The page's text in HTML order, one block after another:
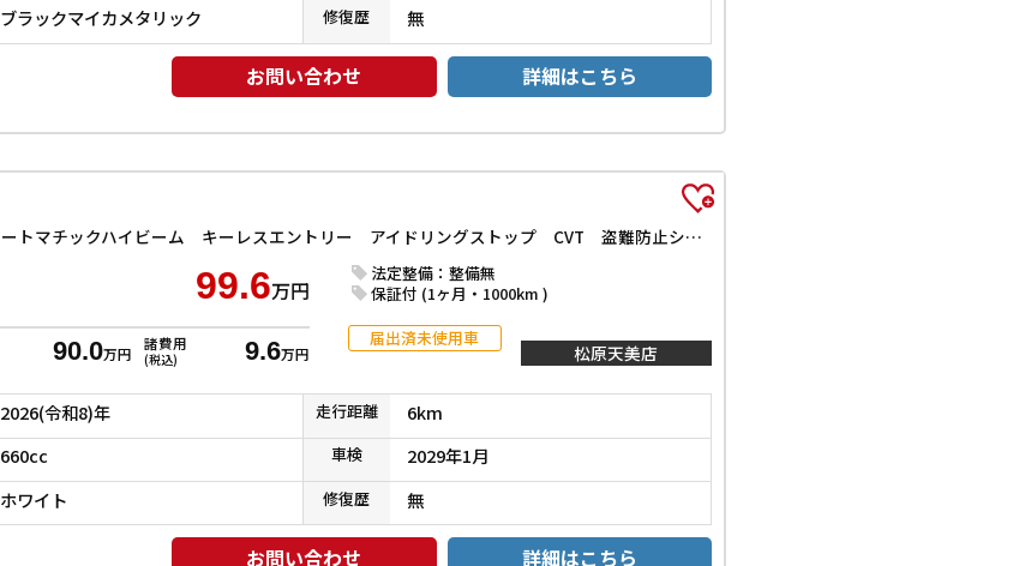
ブラックマイカメタリック 修復歴 無
お問い合わせ 詳細はこちら
L SAIII 届出済未使用車 クリアランスソナー 衝突被害軽減システム オートマチックハイビーム キーレスエントリー アイドリングストップ CVT 盗難防止システム 衝突安全ボディ エアコン パワーステアリング
99.6万円
90.0万円
諸費用
(税込) 9.6万円
法定整備：整備無
保証付 (1ヶ月・1000km )
届出済未使用車
松原天美店
2026(令和8)年 走行距離 6km
660cc 車検 2029年1月
ホワイト 修復歴 無
お問い合わせ 詳細はこちら